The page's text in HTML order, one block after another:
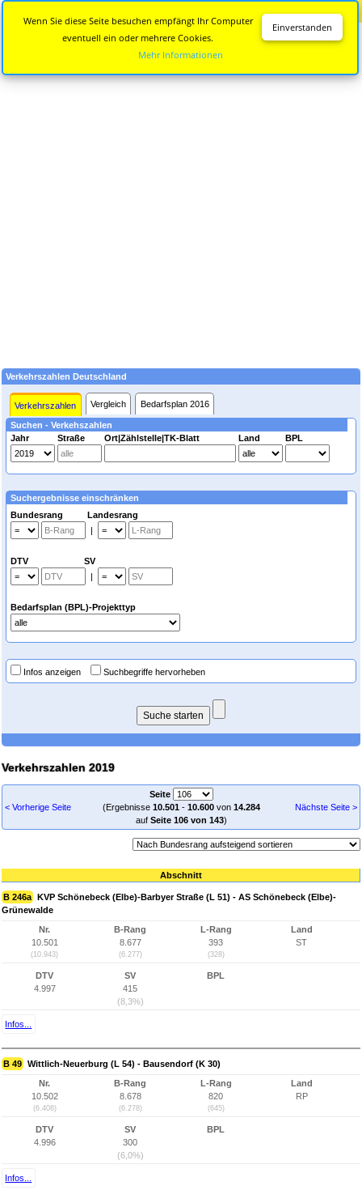
Verkehrszahlen Deutschland
Verkehrszahlen Vergleich Bedarfsplan 2016
Suchen - Verkehszahlen
Jahr
Straße Ort|Zählstelle|TK-Blatt Land BPL
Suchergebnisse einschränken
Bundesrang Landesrang
|
DTV SV
|
Bedarfsplan (BPL)-Projekttyp
Infos anzeigen Suchbegriffe hervorheben
Verkehrszahlen 2019
< Vorherige Seite
Seite
(Ergebnisse 10.501- 10.600von 14.284
auf Seite 106 von 143)
Nächste Seite >
Abschnitt
B 246a KVP Schönebeck (Elbe)-Barbyer Straße (L 51) - AS Schönebeck (Elbe)-
Grünewalde
Nr.
10.501
(10.943)
B-Rang
8.677
(6.277)
L-Rang
393
(328)
Land
ST
DTV
4.997
SV
415
(8,3%)
BPL
Infos...
B 49 Wittlich-Neuerburg (L 54) - Bausendorf (K 30)
Nr.
10.502
(6.408)
B-Rang
8.678
(6.278)
L-Rang
820
(645)
Land
RP
DTV
4.996
SV
300
(6,0%)
BPL
Infos...
Einverstanden
Wenn Sie diese Seite besuchen empfängt Ihr Computer
eventuell ein oder mehrere Cookies.
Mehr Informationen